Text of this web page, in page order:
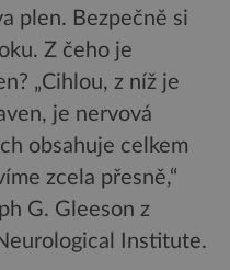
plen. Bezpečně si
Z čeho je
„Cihlou, z níž je
je nervová
obsahuje celkem
zcela přesně,“
G. Gleeson z
Institute.